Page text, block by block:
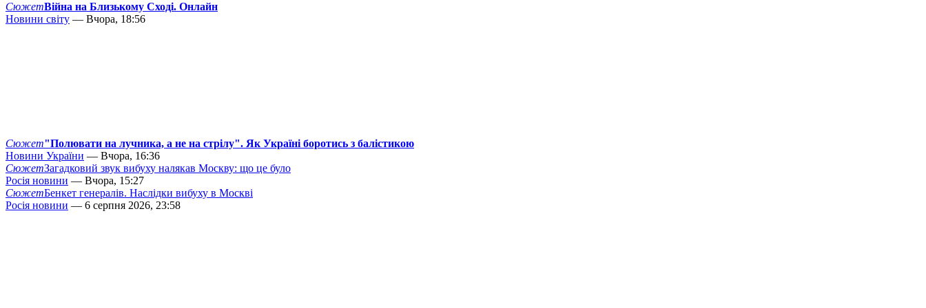
СюжетВійна на Близькому Сході. Онлайн
Новини світу — Вчора, 18:56
Сюжет"Полювати на лучника, а не на стрілу". Як Україні боротись з балістикою
Новини України — Вчора, 16:36
СюжетЗагадковий звук вибуху налякав Москву: що це було
Росія новини — Вчора, 15:27
СюжетБенкет генералів. Наслідки вибуху в Москві
Росія новини — 6 серпня 2026, 23:58